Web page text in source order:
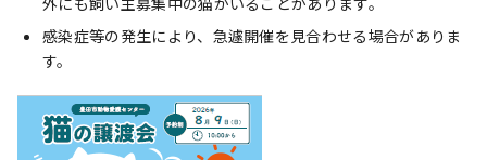
感染症等の発生により、急遽開催を見合わせる場合がありま
す。